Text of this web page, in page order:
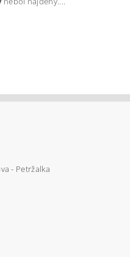
- Petržalka